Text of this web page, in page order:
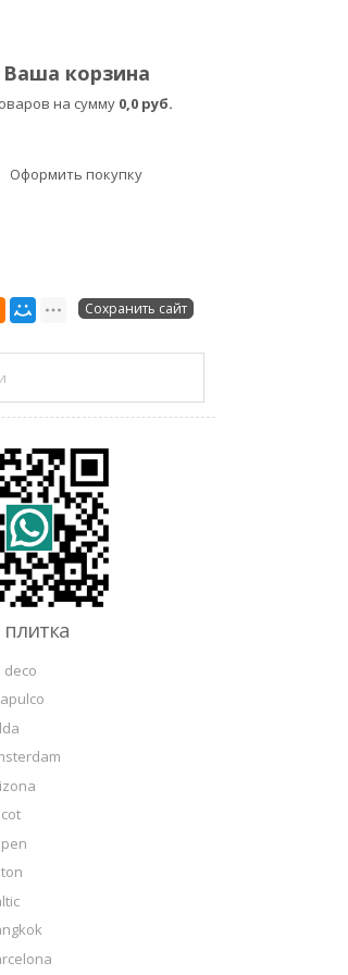
Ваша корзина
на сумму 0,0 руб.
Оформить покупку
Сохранить сайт
deco